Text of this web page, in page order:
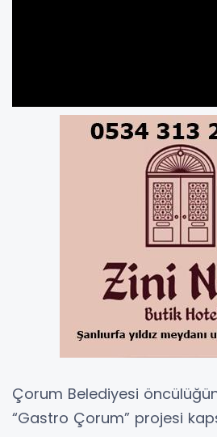
Çorum Belediyesi
“Gastro Çorum” projesi